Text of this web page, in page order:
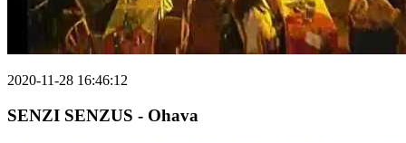
2020-11-28 16:46:12
SENZI SENZUS - Ohava